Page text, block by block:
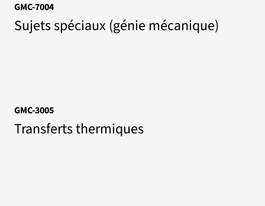
GMC-7004
Sujets spéciaux (génie mécanique)
GMC-3005
Transferts thermiques